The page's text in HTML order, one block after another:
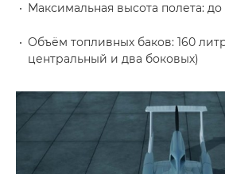
Максимальная высота полета:
Объём топливных баков: 160
центральный и два боковых)